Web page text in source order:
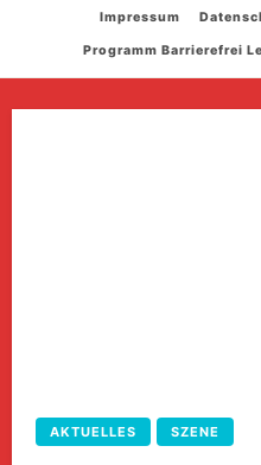
content
Impressum
Programm Barrierefrei
AKTUELLES SZENE